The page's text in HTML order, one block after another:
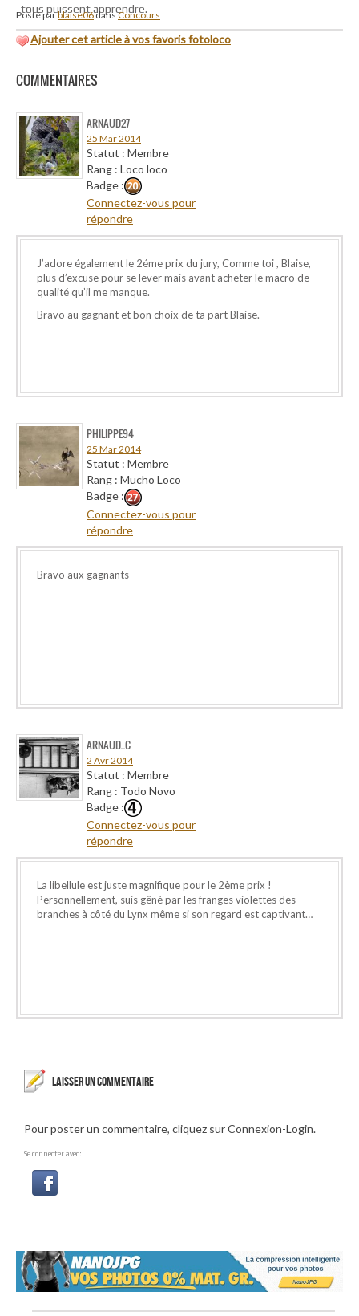
tous puissent apprendre.
Posté parblaise06dansConcours
Ajouter cet article à vos favoris fotoloco
COMMENTAIRES
ARNAUD27
25 Mar 2014
Statut : Membre
Rang : Loco loco
Badge :
Connectez-vous pour
répondre
J’adore également le 2éme prix du jury, Comme toi , Blaise,
plus d’excuse pour se lever mais avant acheter le macro de
qualité qu’il me manque.
Bravo au gagnant et bon choix de ta part Blaise.
PHILIPPE94
25 Mar 2014
Statut : Membre
Rang : Mucho Loco
Badge :
Connectez-vous pour
répondre
Bravo aux gagnants
ARNAUD_C
2 Avr 2014
Statut : Membre
Rang : Todo Novo
Badge :
Connectez-vous pour
répondre
La libellule est juste magnifique pour le 2ème prix !
Personnellement, suis gêné par les franges violettes des
branches à côté du Lynx même si son regard est captivant…
LAISSER UN COMMENTAIRE
Pour poster un commentaire, cliquez sur Connexion-Login.
Se connecter avec: